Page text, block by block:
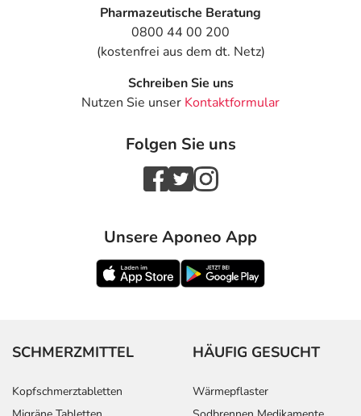
Pharmazeutische Beratung
0800 44 00 200
(kostenfrei aus dem dt. Netz)
Schreiben Sie uns
Nutzen Sie unser Kontaktformular
Folgen Sie uns
Unsere Aponeo App
SCHMERZMITTEL
Kopfschmerztabletten
HÄUFIG GESUCHT
Wärmepflaster